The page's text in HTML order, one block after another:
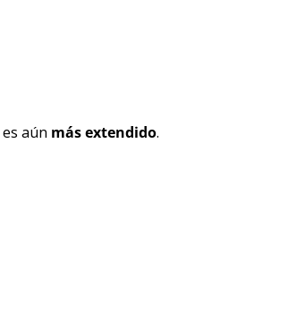
es aún más extendido.